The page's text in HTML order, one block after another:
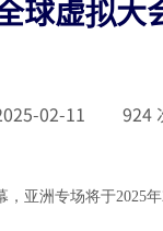
球虚拟大
02-11 924
亚洲专场将于2025